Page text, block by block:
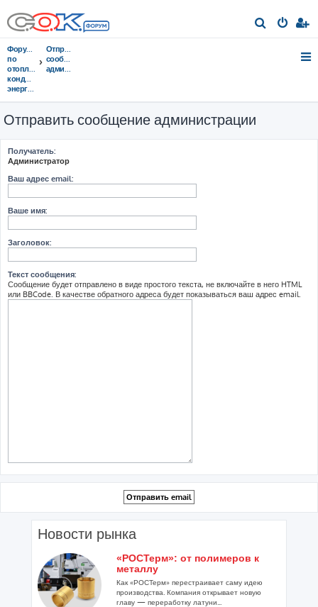
о
Форумы
по
отоплению,
кондиционированию,
энергосбережению
Отправить
сообщение
администрации
Отправить сообщение администрации
Получатель:
Администратор
Ваш адрес email:
Ваше имя:
Заголовок:
Текст сообщения:
Сообщение будет отправлено в виде простого текста, не включайте в него HTML
или BBCode. В качестве обратного адреса будет показываться ваш адрес email.
Новости рынка
«РОСТерм»: от полимеров к
металлу
Как «РОСТерм» перестраивает саму идею
производства. Компания открывает новую
главу — переработку латуни...